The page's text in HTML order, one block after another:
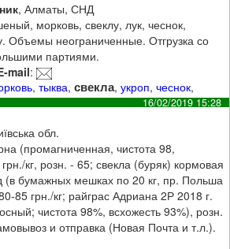
, Алматы, СНД
морковь, свеклу, лук, чеснок,
Объемы неограниченные. Отгрузка со
партиями.
mail:
,тыква,свекла,укроп,чеснок,
16/02/2019 15:28
обл.
(промагниченная, чистота 98,
кг, розн. - 65; свекла (буряк) кормовая
(в бумажных мешках по 20 кг, пр. Польша
85 грн./кг; райграс Адриана 2Р 2018 г.
чистота 98%, всхожесть 93%), розн.
и отправка (Новая Почта и т.л.).